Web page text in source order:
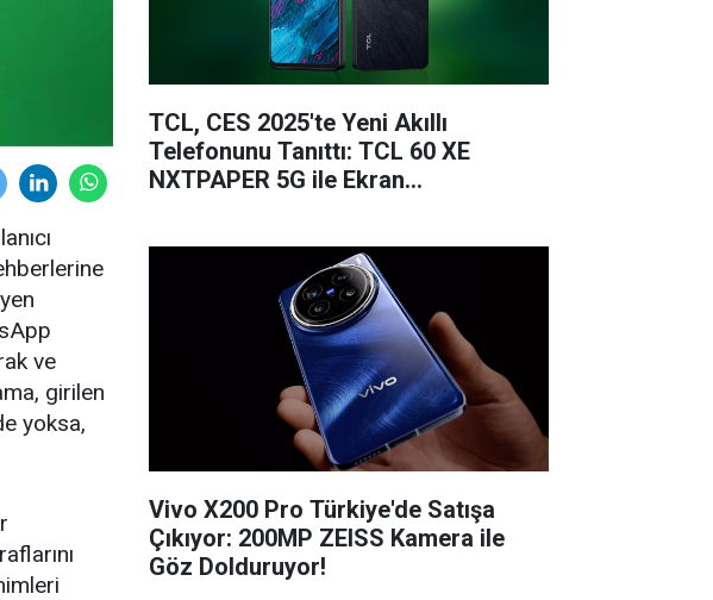
ve
girilen
yoksa,
TCL, CES 2025'te Yeni Akıllı
Telefonunu Tanıttı: TCL 60 XE
NXTPAPER 5G ile Ekran
Vivo X200 Pro Türkiye'de Satışa
Çıkıyor: 200MP ZEISS Kamera ile
Göz Dolduruyor!